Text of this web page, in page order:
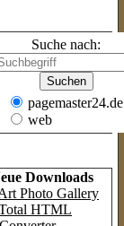
Suche nach:
pagemaster24.de
web
Downloads
Photo Gallery
HTML